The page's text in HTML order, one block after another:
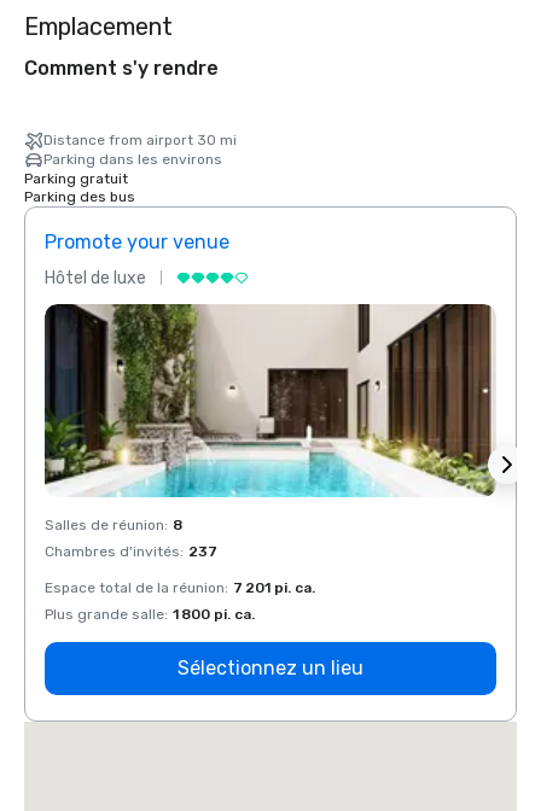
Emplacement
Comment s'y rendre
Distance from airport 30 mi
Parking dans les environs
Parking gratuit
Parking des bus
Promote your venue
Hôtel de luxe
Salles de réunion: 8
Chambres d'invités: 237
Espace total de la réunion: 7 201 pi. ca.
Plus grande salle: 1 800 pi. ca.
Sélectionnez un lieu